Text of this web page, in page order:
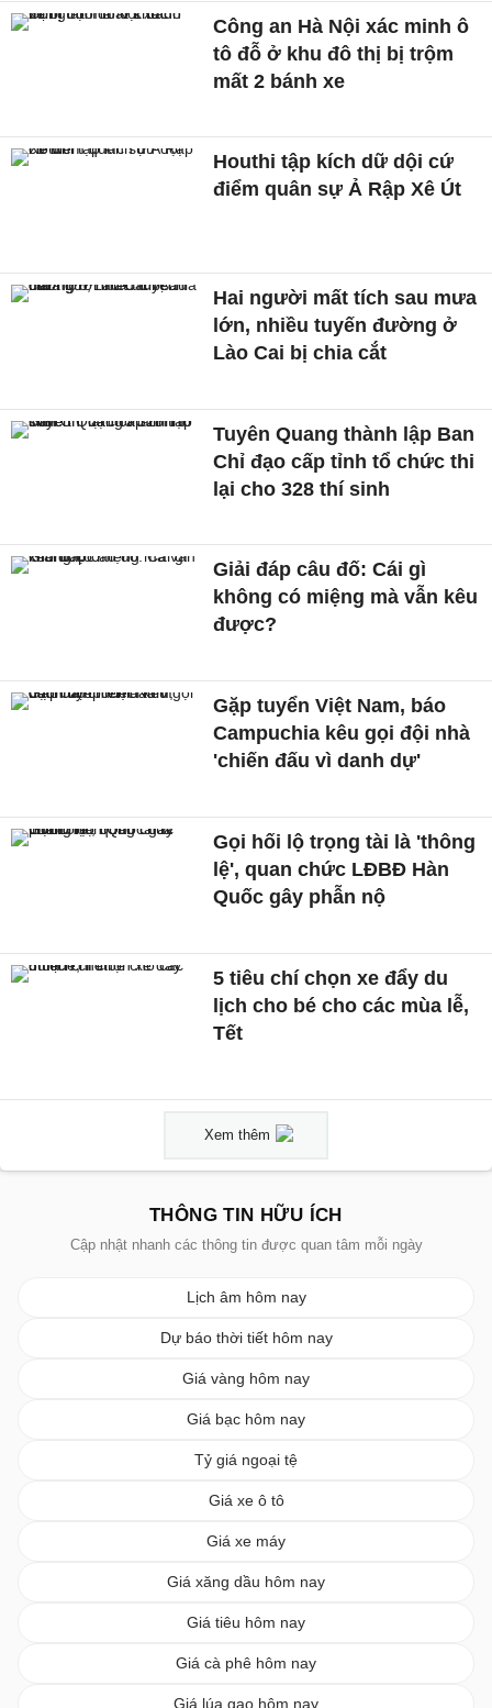
Công an Hà Nội xác minh ô
tô đỗ ở khu đô thị bị trộm
mất 2 bánh xe
Houthi tập kích dữ dội cứ
điểm quân sự Ả Rập Xê Út
Hai người mất tích sau mưa
lớn, nhiều tuyến đường ở
Lào Cai bị chia cắt
Tuyên Quang thành lập Ban
Chỉ đạo cấp tỉnh tổ chức thi
lại cho 328 thí sinh
Giải đáp câu đố: Cái gì
không có miệng mà vẫn kêu
được?
Gặp tuyển Việt Nam, báo
Campuchia kêu gọi đội nhà
'chiến đấu vì danh dự'
Gọi hối lộ trọng tài là 'thông
lệ', quan chức LĐBĐ Hàn
Quốc gây phẫn nộ
5 tiêu chí chọn xe đẩy du
lịch cho bé cho các mùa lễ,
Tết
Xem thêm
THÔNG TIN HỮU ÍCH
Cập nhật nhanh các thông tin được quan tâm mỗi ngày
Lịch âm hôm nay
Dự báo thời tiết hôm nay
Giá vàng hôm nay
Giá bạc hôm nay
Tỷ giá ngoại tệ
Giá xe ô tô
Giá xe máy
Giá xăng dầu hôm nay
Giá tiêu hôm nay
Giá cà phê hôm nay
Giá lúa gạo hôm nay